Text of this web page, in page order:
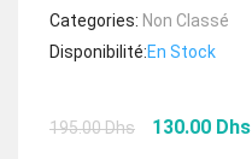
Categories: Non Classé
Disponibilité:En Stock
195.00Dhs
Le130.00 Dhs